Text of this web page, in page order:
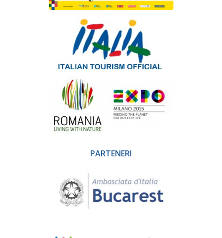
PARTENERI